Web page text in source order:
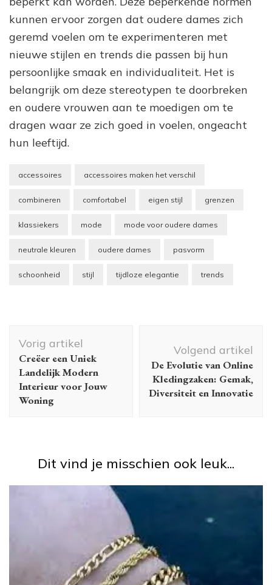
kunnen ervoor zorgen dat oudere dames zich
geremd voelen om te experimenteren met
nieuwe stijlen en trends die passen bij hun
persoonlijke smaak en individualiteit. Het is
belangrijk om deze stereotypen te doorbreken
en oudere vrouwen aan te moedigen om te
dragen waar ze zich goed in voelen, ongeacht
hun leeftijd.
accessoires accessoires maken het verschil
combineren comfortabel eigen stijl grenzen
klassiekers mode mode voor oudere dames
neutrale kleuren oudere dames pasvorm
schoonheid stijl tijdloze elegantie trends
Vorig artikel
Creëer een Uniek
Landelijk Modern
Interieur voor Jouw
Woning
Volgend artikel
De Evolutie van Online
Kledingzaken: Gemak,
Diversiteit en Innovatie
Dit vind je misschien ook leuk...